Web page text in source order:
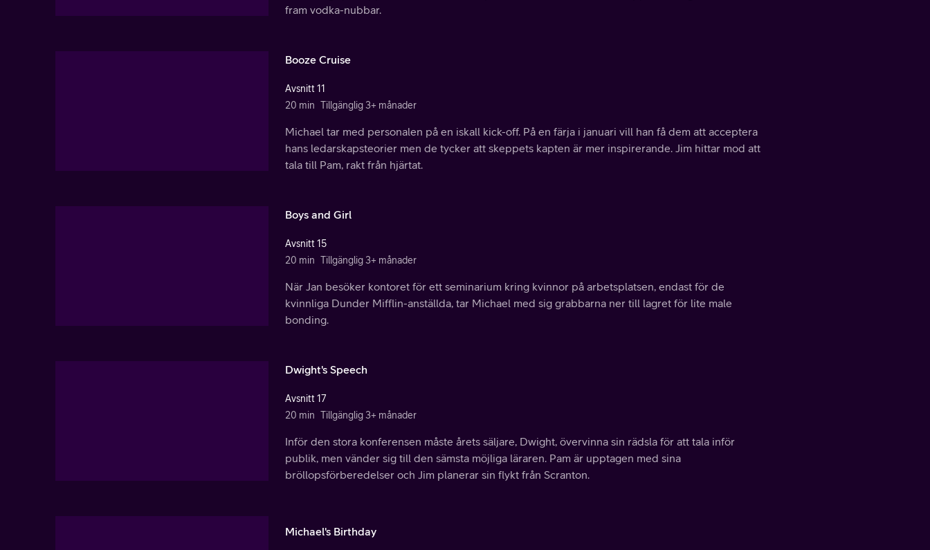
fram vodka-nubbar.
Booze Cruise
Avsnitt 11
20 min Tillgänglig 3+ månader
Michael tar med personalen på en iskall kick-off. På en färja i januari vill han få dem att acceptera
hans ledarskapsteorier men de tycker att skeppets kapten är mer inspirerande. Jim hittar mod att
tala till Pam, rakt från hjärtat.
Boys and Girl
Avsnitt 15
20 min Tillgänglig 3+ månader
När Jan besöker kontoret för ett seminarium kring kvinnor på arbetsplatsen, endast för de
kvinnliga Dunder Mifflin-anställda, tar Michael med sig grabbarna ner till lagret för lite male
bonding.
Dwight's Speech
Avsnitt 17
20 min Tillgänglig 3+ månader
Inför den stora konferensen måste årets säljare, Dwight, övervinna sin rädsla för att tala inför
publik, men vänder sig till den sämsta möjliga läraren. Pam är upptagen med sina
bröllopsförberedelser och Jim planerar sin flykt från Scranton.
Michael's Birthday